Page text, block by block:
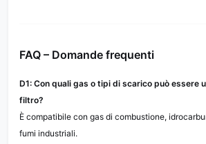
FAQ – Domande frequenti
D1: Con quali gas o tipi di scarico può essere
filtro?
È compatibile con gas di combustione,
fumi industriali.